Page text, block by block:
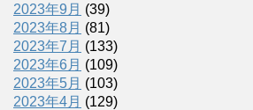
2023年9月 (39)
2023年8月 (81)
2023年7月 (133)
2023年6月 (109)
2023年5月 (103)
2023年4月 (129)